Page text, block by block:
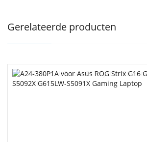
Gerelateerde producten